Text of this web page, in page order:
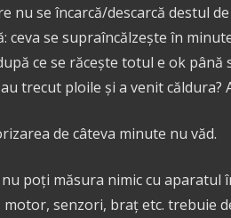
nu se încarcă/descarcă destul
ceva se supraîncălzește în
ce se răcește totul e ok până
trecut ploile și a venit căldura?
de câteva minute nu văd.
poți măsura nimic cu
motor, senzori, braț etc. trebuie